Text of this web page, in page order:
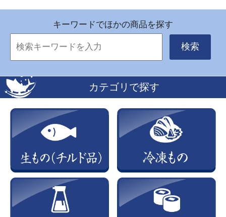
キーワードでほかの商品を探す
検索
カテゴリで探す